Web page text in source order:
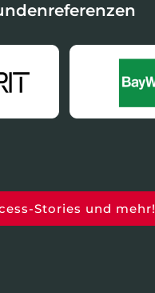
Stories und mehr!